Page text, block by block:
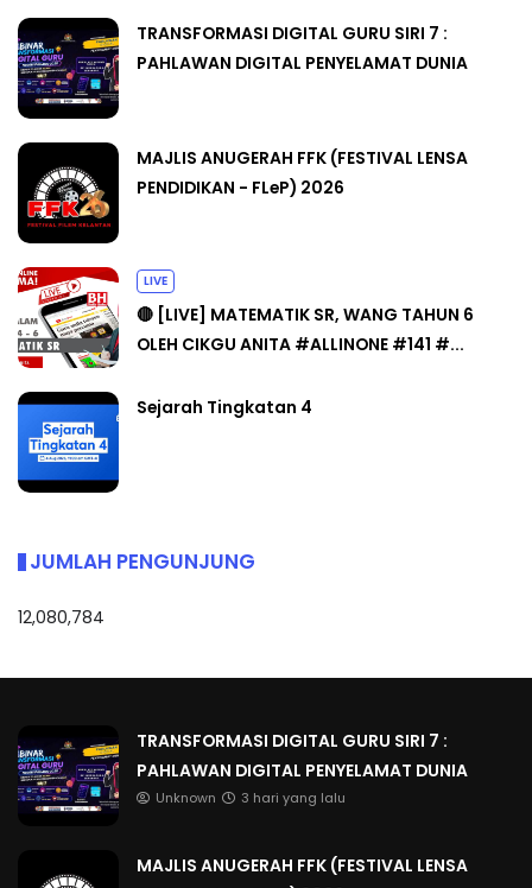
TRANSFORMASI DIGITAL GURU SIRI 7 :
PAHLAWAN DIGITAL PENYELAMAT DUNIA
MAJLIS ANUGERAH FFK (FESTIVAL LENSA
PENDIDIKAN - FLeP) 2026
LIVE
🔴 [LIVE] MATEMATIK SR, WANG TAHUN 6
OLEH CIKGU ANITA #ALLINONE #141 #...
Sejarah Tingkatan 4
JUMLAH PENGUNJUNG
12,080,784
TRANSFORMASI DIGITAL GURU SIRI 7 :
PAHLAWAN DIGITAL PENYELAMAT DUNIA
Unknown 3 hari yang lalu
MAJLIS ANUGERAH FFK (FESTIVAL LENSA